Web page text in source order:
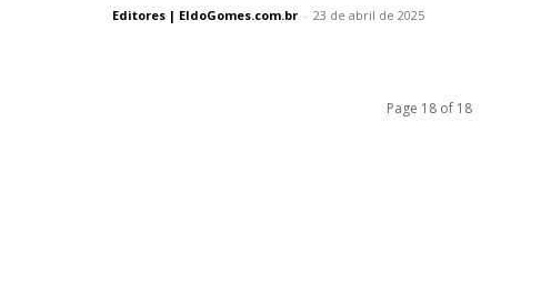
Editores | EldoGomes.com.br - 23 de abril de 2025
Page 18 of 18